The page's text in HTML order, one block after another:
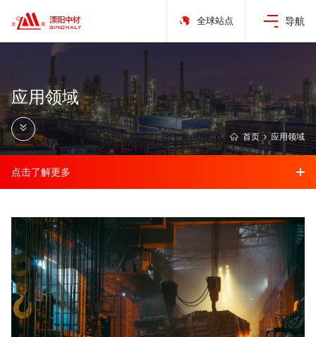
全球站点 导航
应用领域
首页 应用领域
点击了解更多